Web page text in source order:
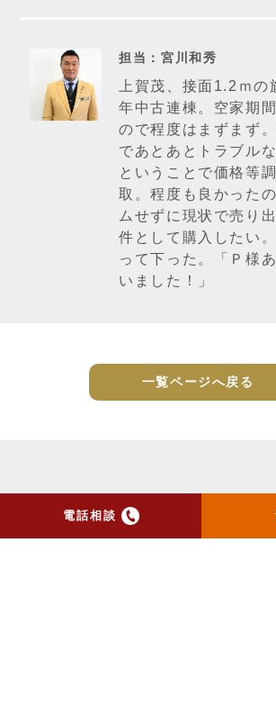
電話相談
担当：宮川和秀
上賀茂、接面1.2ｍの
年中古連棟。空家期
ので程度はまずまず
であとあとトラブル
ということで価格等
取。程度も良かった
ムせずに現状で売り
件として購入したい
って下った。「Ｐ様
いました！」
一覧ページへ戻る